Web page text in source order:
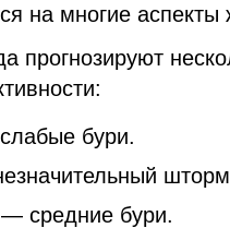
на многие аспекты
прогнозируют
бури.
средние бури.